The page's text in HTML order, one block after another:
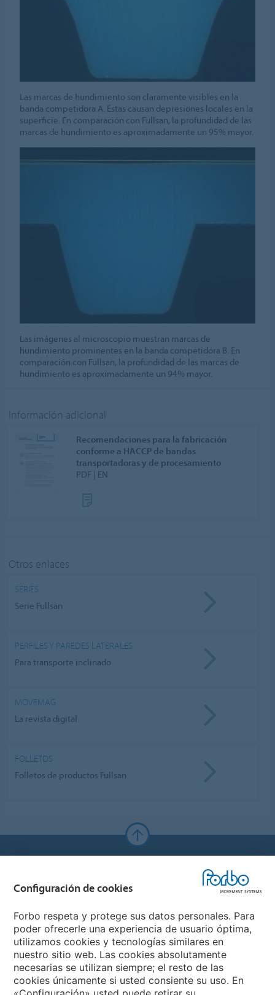
Las marcas de hundimiento son claramente visibles en la
banda competidora A. Éstas causan depresiones locales en la
superficie. En comparación con Fullsan, la profundidad de las
marcas de hundimiento es aproximadamente un 95% mayor.
Las imágenes al microscopio muestran marcas de
hundimiento prominentes en la banda competidora B. En
comparación con Fullsan, la profundidad de las marcas de
hundimiento es aproximadamente un 94% mayor.
Información adicional
Recomendaciones para la fabricación
conforme a HACCP de bandas
transportadoras y de procesamiento
PDF | EN
Otros enlaces
SERIES
Serie Fullsan
PERFILES Y PAREDES LATERALES
Para transporte inclinado
MOVEMAG
La revista digital
FOLLETOS
Folletos de productos Fullsan
Forbo Websites
Forbo Group
Forbo Flooring Systems
Forbo Movement Systems
Configuración de cookies
Forbo respeta y protege sus datos personales. Para
poder ofrecerle una experiencia de usuario óptima,
utilizamos cookies y tecnologías similares en
nuestro sitio web. Las cookies absolutamente
necesarias se utilizan siempre; el resto de las
cookies únicamente si usted consiente su uso. En